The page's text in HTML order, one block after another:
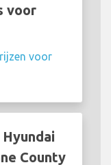
voor
voor
County